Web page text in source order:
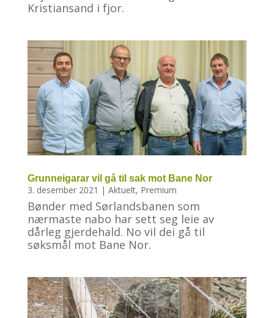
Kristiansand i fjor.
Grunneigarar vil gå til sak mot Bane Nor
3. desember 2021 | Aktuelt, Premium
Bønder med Sørlandsbanen som
nærmaste nabo har sett seg leie av
dårleg gjerdehald. No vil dei gå til
søksmål mot Bane Nor.